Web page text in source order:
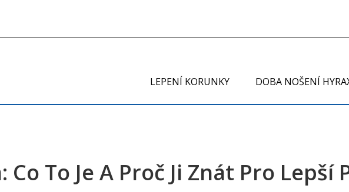
LEPENÍ KORUNKY DOBA NOŠENÍ
Co To Je A Proč Ji Znát Pro Lepší